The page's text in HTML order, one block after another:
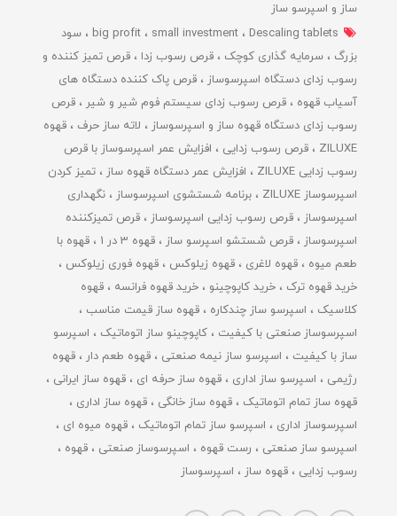
ساز و اسپرسو ساز
big profit
small investment Descaling tablets
سود
بزرگ
سرمایه گذاری کوچک قرص رسوب زدا
قرص تمیز کننده و
رسوب زدای دستگاه اسپرسوساز
قرص پاک کننده دستگاه های
آسیاب قهوه
قرص رسوب زدای سیستم فوم شیر و شیر
قرص
رسوب زدای دستگاه قهوه ساز و اسپرسوساز
لاته ساز حرف
قهوه
ZILUXE
قرص رسوب زدایی
افزایش عمر اسپرسوساز با قرص
رسوب زدایی ZILUXE
افزایش عمر دستگاه قهوه ساز
تمیز کردن
اسپرسوساز ZILUXE
برنامه شستشوی اسپرسوساز
نگهداری
اسپرسوساز
قرص رسوب زدایی اسپرسوساز
قرص تمیزکننده
اسپرسوساز
قرص شستشو اسپرسو ساز قهوه 3 در 1
قهوه با
طعم میوه
قهوه لاغری قهوه زیلوکس
قهوه فوری زیلوکس
خرید قهوه ترک
خرید کاپوچینو خرید قهوه فرانسه
قهوه
کلاسیک
اسپرسو ساز چندکاره
قهوه ساز قیمت مناسب
اسپرسوساز صنعتی با کیفیت
کاپوچینو ساز اتوماتیک
اسپرسو
ساز با کیفیت
اسپرسو ساز نیمه صنعتی قهوه طعم دار
قهوه
رژیمی
اسپرسو ساز اداری قهوه ساز حرفه ای
قهوه ساز ایرانی
قهوه ساز تمام اتوماتیک
قهوه ساز خانگی
قهوه ساز اداری
اسپرسوساز اداری
اسپرسو ساز تمام اتوماتیک
قهوه میوه ای
اسپرسو ساز صنعتی
رست قهوه اسپرسوساز صنعتی
قهوه
رسوب زدایی
قهوه ساز اسپرسوساز